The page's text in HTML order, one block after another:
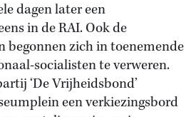
dagen later een
in de RAI. Ook de
begonnen zich in toenemende
socialisten te verweren.
‘De Vrijheidsbond’
een verkiezingsbord